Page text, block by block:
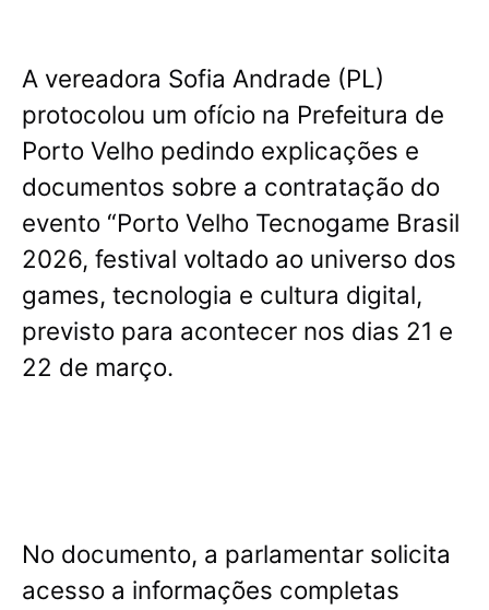
A vereadora Sofia Andrade (PL)
protocolou um ofício na Prefeitura de
Porto Velho pedindo explicações e
documentos sobre a contratação do
evento “Porto Velho Tecnogame Brasil
2026, festival voltado ao universo dos
games, tecnologia e cultura digital,
previsto para acontecer nos dias 21 e
22 de março.
No documento, a parlamentar solicita
acesso a informações completas